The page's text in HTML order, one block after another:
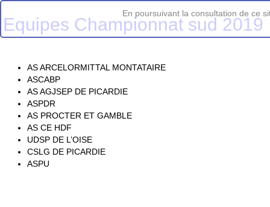
En poursuivant la consultation de ce
Equipes Championnat sud 2019
AS ARCELORMITTAL MONTATAIRE
ASCABP
AS AGJSEP DE PICARDIE
ASPDR
AS PROCTER ET GAMBLE
AS CE HDF
UDSP DE L’OISE
CSLG DE PICARDIE
ASPU